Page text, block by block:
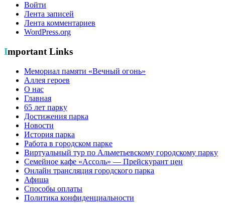
Войти
Лента записей
Лента комментариев
WordPress.org
Important Links
Мемориал памяти «Вечный огонь»
Аллея героев
О нас
Главная
65 лет парку
Достижения парка
Новости
История парка
Работа в городском парке
Виртуальный тур по Альметьевскому городскому парку
Семейное кафе «Ассоль» — Прейскурант цен
Онлайн трансляция городского парка
Афиша
Способы оплаты
Политика конфиденциальности